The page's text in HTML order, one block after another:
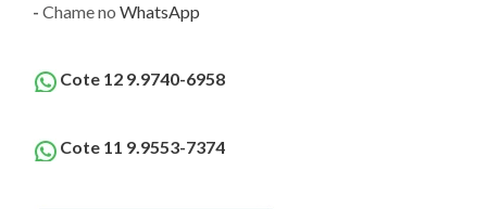
- Chame no WhatsApp
Cote 12 9.9740-6958
Cote 11 9.9553-7374